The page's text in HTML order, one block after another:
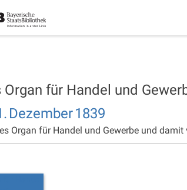
für Handel und
Dezember1839
Organ für Handel und Gewerbe und damit